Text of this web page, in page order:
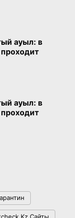
ИНТЕРЕС
Золотой
ауыл: в
ауыл: в